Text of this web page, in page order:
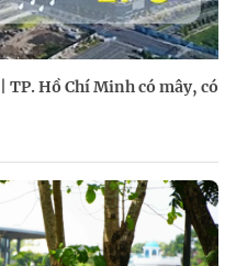
Hồ Chí Minh có mây, có